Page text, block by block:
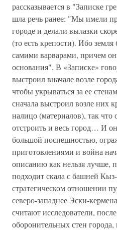
рассказывается в "Записке
шла речь ранее: "Мы имели
городе и делали вылазки
(то есть крепости). Ибо
самими варварами, причем
основания". В «Записке»
выстроил вначале возле
чтобы укрываться за ее
сначала выстроил возле них
налицо (материалов), так что
отстроить и весь город… И
большой поспешностью,
приготовлениями и война
описанию как нельзя
подходит скала с башней
стратегическом отношении
северо-западнее Эски-
считают исследователи,
оборонительных стен